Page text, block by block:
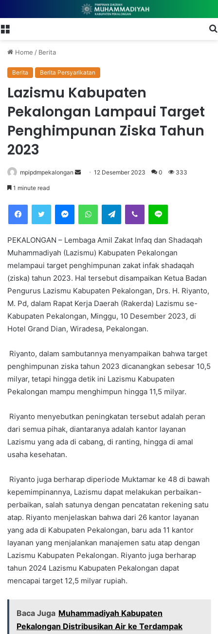
Home / Berita
Berita Berita Persyarikatan
Lazismu Kabupaten
Pekalongan Lampaui Target
Penghimpunan Ziska Tahun
2023
mpipdmpekalongan
e
m
a
i
l
12 Desember 2023 0 333
1 minute read
Telegram
PEKALONGAN – Lembaga Amil Zakat Infaq dan Shadaqah
Muhammadiyah (Lazismu) Kabupaten Pekalongan
melampaui target penghimpunan zakat infak shadaqah
(ziska) tahun 2023. Hal tersebut disampaikan Ketua Badan
Pengurus Lazismu Kabupaten Pekalongan, Drs. H. Riyanto,
M. Pd, dalam Rapat Kerja Daerah (Rakerda) Lazismu se-
Kabupaten Pekalongan, Minggu, 10 Desember 2023, di
Hotel Grand Dian, Wiradesa, Pekalongan.
Riyanto, dalam sambutannya menyampaikan bahwa target
penghimpunan ziska tahun 2023 dicanangkan sebesar 10,5
milyar, tetapi hingga detik ini Lazismu Kabupaten
Pekalongan mampu menghimpun hingga 11,5 milyar.
Riyanto menyebutkan peningkatan tersebut adalah peran
dari semua pihak, diantaranya adalah kantor layanan
Lazismu yang ada di cabang, di ranting, hingga di amal
usaha kesehatan.
Riyanto juga berharap diperiode Muktamar ke 48 di bawah
kepemimpinannya, Lazismu dapat melakukan perbaikan-
perbaikan, salah satunya dengan pencatatan rekening satu
atap. Riyanto menjelaskan bahwa dari 26 kantor layanan
yang ada di Kabupaten Pekalongan, baru ada 11 kantor
layanan yang menjalankan manajemen satu atap dengan
Lazismu Kabupaten Pekalongan. Riyanto juga berharap
tahun 2024 Lazismu Kabupaten Pekalongan dapat
mencapai target 12,5 milyar rupiah.
Baca Juga Muhammadiyah Kabupaten
Pekalongan Distribusikan Air ke Terdampak